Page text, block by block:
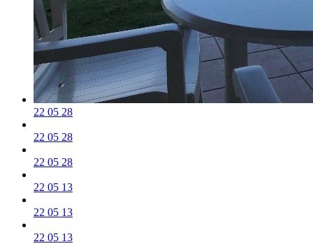
22 05 28
22 05 28
22 05 28
22 05 13
22 05 13
22 05 13